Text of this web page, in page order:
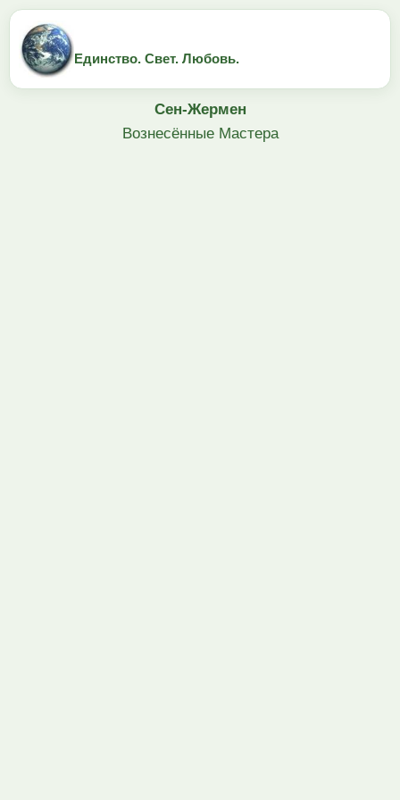
Единство. Свет. Любовь.
Сен-Жермен
Вознесённые Мастера